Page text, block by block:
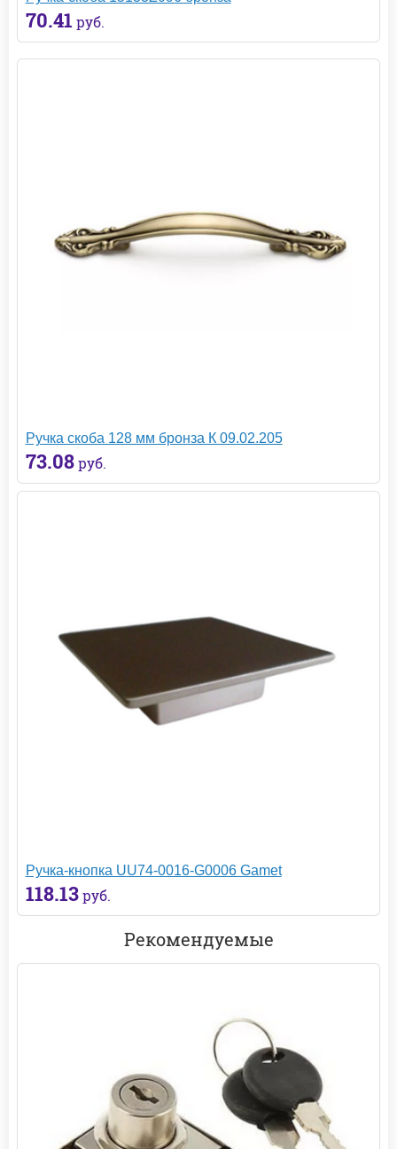
70.41 руб.
Ручка скоба 128 мм бронза К 09.02.205
73.08 руб.
Ручка-кнопка UU74-0016-G0006 Gamet
118.13 руб.
Рекомендуемые